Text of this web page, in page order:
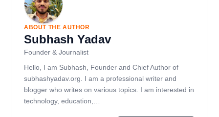
ABOUT THE AUTHOR
Subhash Yadav
Founder & Journalist
Hello, I am Subhash, Founder and Chief Author of
subhashyadav.org. I am a professional writer and
blogger who writes on various topics. I am interested in
technology, education,…